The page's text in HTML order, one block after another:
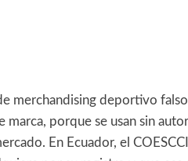
merchandising deportivo
marca, porque se usan sin
En Ecuador, el